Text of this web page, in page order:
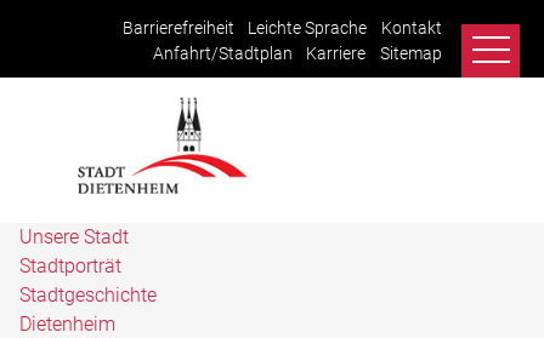
Barrierefreiheit Leichte Sprache
Kontakt
Anfahrt/Stadtplan
Karriere Sitemap
Unsere Stadt
Stadtporträt
Stadtgeschichte
Dietenheim